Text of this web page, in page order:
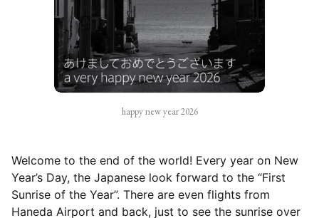
happy new year 2026
Welcome to the end of the world! Every year on New
Year’s Day, the Japanese look forward to the “First
Sunrise of the Year”. There are even flights from
Haneda Airport and back, just to see the sunrise over